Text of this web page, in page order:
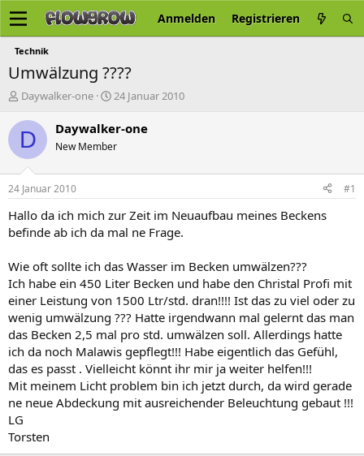
Anmelden Registrieren
Technik
Umwälzung ????
E
s
e
r
Daywalker-one
E
s
e
t
a
24 Januar 2010
D Daywalker-one
New Member
24 Januar 2010 #1
Hallo da ich mich zur Zeit im Neuaufbau meines Beckens
befinde ab ich da mal ne Frage.
Wie oft sollte ich das Wasser im Becken umwälzen???
Ich habe ein 450 Liter Becken und habe den Christal Profi mit
einer Leistung von 1500 Ltr/std. dran!!!! Ist das zu viel oder zu
wenig umwälzung ??? Hatte irgendwann mal gelernt das man
das Becken 2,5 mal pro std. umwälzen soll. Allerdings hatte
ich da noch Malawis gepflegt!!! Habe eigentlich das Gefühl,
das es passt . Vielleicht könnt ihr mir ja weiter helfen!!!
Mit meinem Licht problem bin ich jetzt durch, da wird gerade
ne neue Abdeckung mit ausreichender Beleuchtung gebaut !!!
LG
Torsten